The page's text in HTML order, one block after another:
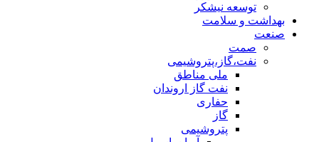
توسعه نیشکر
بهداشت و سلامت
صنعت
صمت
نفت،گاز،پتروشیمی
ملی مناطق
نفت گاز اروندان
حفاری
گاز
پتروشیمی